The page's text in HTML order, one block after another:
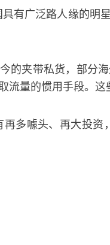
有广泛路人缘的明
的夹带私货，部分
流量的惯用手段。
再多噱头、再大投